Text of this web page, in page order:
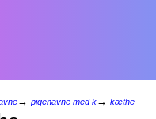
→ pigenavne med k→ kæthe